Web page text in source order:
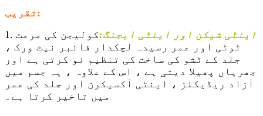
تقریب:
1.
اینٹی شیکن اور اینٹی ایجنگ:کولیجن کی مرمت
ٹوٹی اور عمر رسیدہ لچکدار فائبر نیٹ ورک ،
جلد کے ٹشو کی ساخت کی تنظیم نو کرتی ہے اور
جھریاں پھیلا دیتی ہے ، اس کے علاوہ ، یہ جسم میں
آزاد ریڈیکلز ، اینٹی آکسیکرن اور جلد کی عمر
میں تاخیر کرتا ہے۔